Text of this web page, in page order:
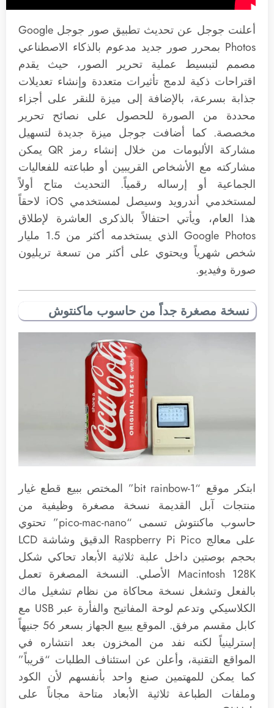
أعلنت جوجل عن تحديث تطبيق صور جوجل Google
Photos بمحرر صور جديد مدعوم بالذكاء الاصطناعي
مصمم لتبسيط عملية تحرير الصور، حيث يقدم
اقتراحات ذكية لدمج تأثيرات متعددة وإنشاء تعديلات
جذابة بسرعة، بالإضافة إلى ميزة للنقر على أجزاء
محددة من الصورة للحصول على نصائح تحرير
مخصصة. كما أضافت جوجل ميزة جديدة لتسهيل
مشاركة الألبومات من خلال إنشاء رمز QR يمكن
مشاركته مع الأشخاص القريبين أو طباعته للفعاليات
الجماعية أو إرساله رقمياً. التحديث متاح أولاً
لمستخدمي أندرويد وسيصل لمستخدمي iOS لاحقاً
هذا العام، ويأتي احتفالاً بالذكرى العاشرة لإطلاق
Google Photos الذي يستخدمه أكثر من 1.5 مليار
شخص شهرياً ويحتوي على أكثر من تسعة تريليون
صورة وفيديو.
نسخة مصغرة جداً من حاسوب ماكنتوش
ابتكر موقع “1-bit rainbow” المختص ببيع قطع غيار
منتجات آبل القديمة نسخة مصغرة وظيفية من
حاسوب ماكنتوش تسمى “pico-mac-nano” تحتوي
على معالج Raspberry Pi Pico الدقيق وشاشة LCD
بحجم بوصتين داخل علبة ثلاثية الأبعاد تحاكي شكل
Macintosh 128K الأصلي. النسخة المصغرة تعمل
بالفعل وتشغل نسخة محاكاة من نظام تشغيل ماك
الكلاسيكي وتدعم لوحة المفاتيح والفأرة عبر USB مع
كابل مقسم مرفق. الموقع يبيع الجهاز بسعر 56 جنيهاً
إسترلينياً لكنه نفد من المخزون بعد انتشاره في
المواقع التقنية، وأعلن عن استئناف الطلبات “قريباً”
كما يمكن للمهتمين صنع واحد بأنفسهم لأن الكود
وملفات الطباعة ثلاثية الأبعاد متاحة مجاناً على